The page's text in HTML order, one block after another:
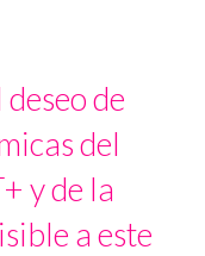
de
del
y de la
a este